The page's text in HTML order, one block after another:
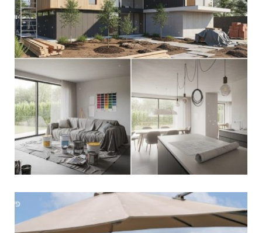
הצצה לעתיד הבית שלכם: מה
הדמיות פנים וחוץ יכולות
לספר לכם לפני השיפוץ?
בעולם השיפוצים והעיצוב, אחת השאלות הנפוצות
ביותר שעולות אצל בעלי בתים היא: “איך הבית שלי
ייראה אחרי השיפוץ?” בעבר, התשובה